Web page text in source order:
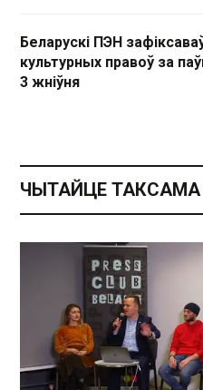
Беларускі ПЭН
культурных правоў за
3 жніўня
ЧЫТАЙЦЕ ТАКСАМА